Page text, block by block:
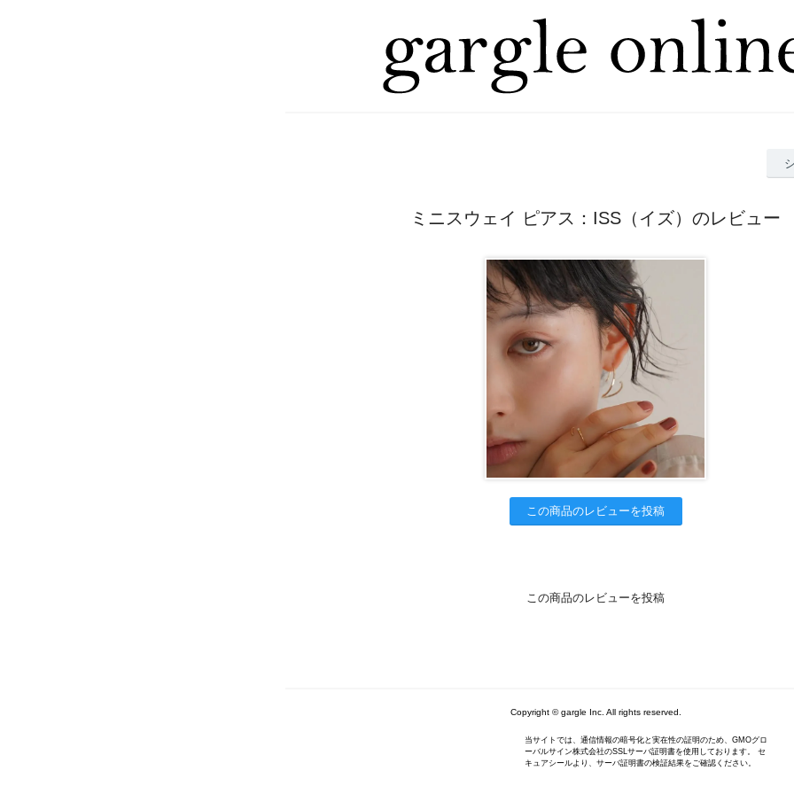
ミニスウェイ ピアス：ISS（イズ）のレビュー
この商品のレビューを投稿
この商品のレビューを投稿
Copyright © gargle Inc. All rights reserved.
当サイトでは、通信情報の暗号化と実在性の証明のため、GMOグロ
ーバルサイン株式会社のSSLサーバ証明書を使用しております。 セ
キュアシールより、サーバ証明書の検証結果をご確認ください。